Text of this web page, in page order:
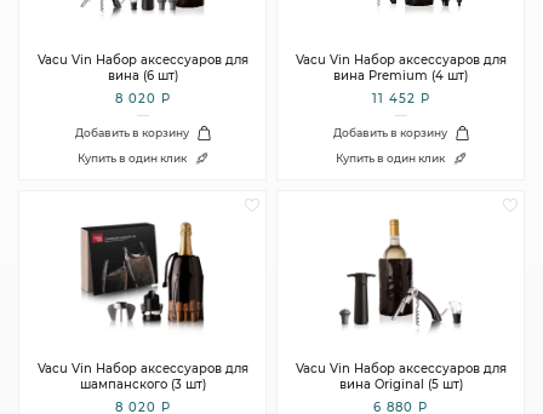
Vacu Vin Набор аксессуаров для
вина (6 шт)
8 020 Р
Добавить в корзину
Купить в один клик
Vacu Vin Набор аксессуаров для
вина Premium (4 шт)
11 452 Р
Добавить в корзину
Купить в один клик
Vacu Vin Набор аксессуаров для
шампанского (3 шт)
8 020 Р
Vacu Vin Набор аксессуаров для
вина Original (5 шт)
6 880 Р